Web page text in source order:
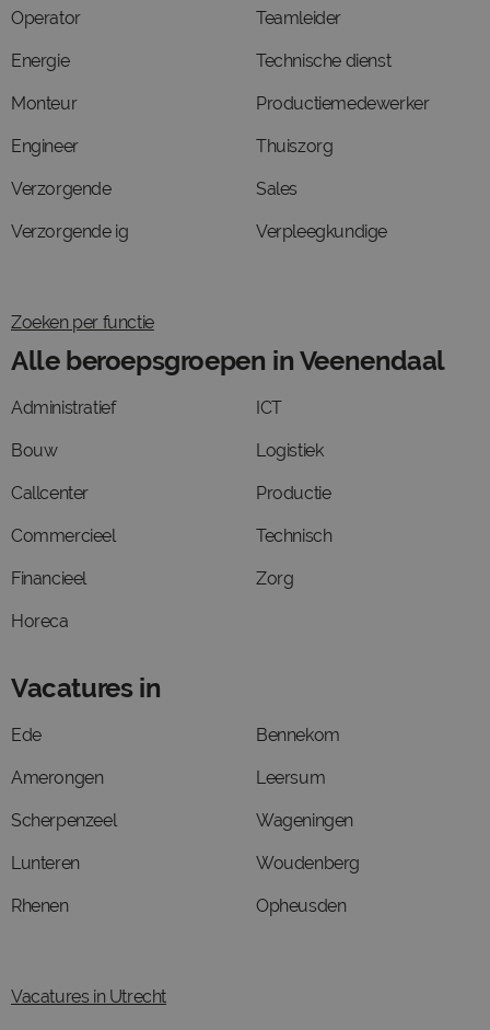
Operator
Energie
Monteur
Engineer
Verzorgende
Verzorgende ig
Teamleider
Technische dienst
Productiemedewerker
Thuiszorg
Sales
Verpleegkundige
Zoeken per functie
Alle beroepsgroepen in Veenendaal
Administratief
Bouw
Callcenter
Commercieel
Financieel
Horeca
ICT
Logistiek
Productie
Technisch
Zorg
Vacatures in
Ede
Amerongen
Scherpenzeel
Lunteren
Rhenen
Bennekom
Leersum
Wageningen
Woudenberg
Opheusden
Vacatures in Utrecht